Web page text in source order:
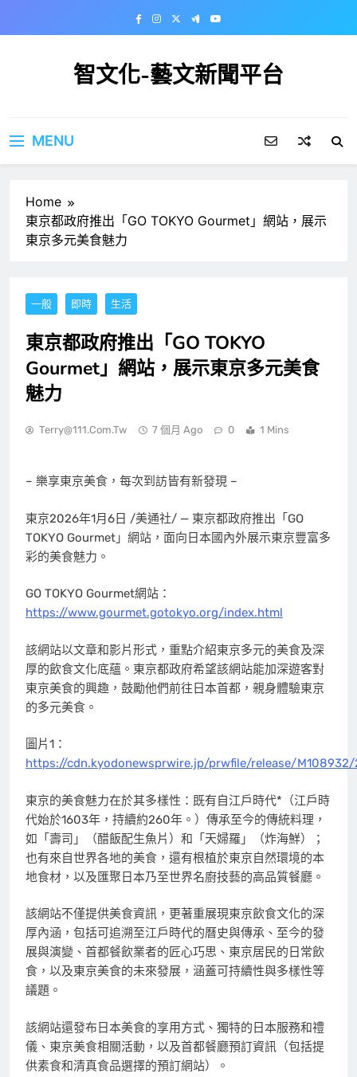
智文化-藝文新聞平台
MENU
Home
東京都政府推出「GO TOKYO Gourmet」網站，展示
東京多元美食魅力
一般 即時 生活
東京都政府推出「GO TOKYO
Gourmet」網站，展示東京多元美食
魅力
Terry@111.com.tw 7 個月 Ago 0 1 Mins
– 樂享東京美食，每次到訪皆有新發現 –
東京2026年1月6日 /美通社/ — 東京都政府推出「GO
TOKYO Gourmet」網站，面向日本國內外展示東京豐富多
彩的美食魅力。
GO TOKYO Gourmet網站：
https://www.gourmet.gotokyo.org/index.html
該網站以文章和影片形式，重點介紹東京多元的美食及深
厚的飲食文化底蘊。東京都政府希望該網站能加深遊客對
東京美食的興趣，鼓勵他們前往日本首都，親身體驗東京
的多元美食。
圖片1：
https://cdn.kyodonewsprwire.jp/prwfile/release/
東京的美食魅力在於其多樣性：既有自江戶時代*（江戶時
代始於1603年，持續約260年。）傳承至今的傳統料理，
如「壽司」（醋飯配生魚片）和「天婦羅」（炸海鮮）；
也有來自世界各地的美食，還有根植於東京自然環境的本
地食材，以及匯聚日本乃至世界名廚技藝的高品質餐廳。
該網站不僅提供美食資訊，更著重展現東京飲食文化的深
厚內涵，包括可追溯至江戶時代的曆史與傳承、至今的發
展與演變、首都餐飲業者的匠心巧思、東京居民的日常飲
食，以及東京美食的未來發展，涵蓋可持續性與多樣性等
議題。
該網站還發布日本美食的享用方式、獨特的日本服務和禮
儀、東京美食相關活動，以及首都餐廳預訂資訊（包括提
供素食和清真食品選擇的預訂網站）。